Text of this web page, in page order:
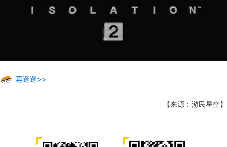
再逛逛>>
【来源：游民星空】